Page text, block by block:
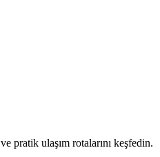
pratik ulaşım rotalarını keşfedin.